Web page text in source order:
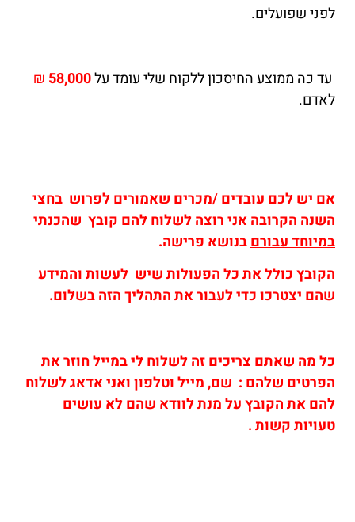
לפני שפועלים.
עד כה ממוצע החיסכון ללקוח שלי עומד על58,000
₪
לאדם.
אם יש לכם עובדים /מכרים שאמורים לפרוש בחצי
השנה הקרובה אני רוצה לשלוח להם קובץ שהכנתי
במיוחד עבורםבנושא פרישה.
הקובץ כולל את כל הפעולות שיש לעשות והמידע
שהם יצטרכו כדי לעבור את התהליך הזה בשלום.
כל מה שאתם צריכים זה לשלוח לי במייל חוזר את
הפרטים שלהם : שם, מייל וטלפון ואני אדאג לשלוח
להם את הקובץ על מנת לוודא שהם לא עושים
טעויות קשות .